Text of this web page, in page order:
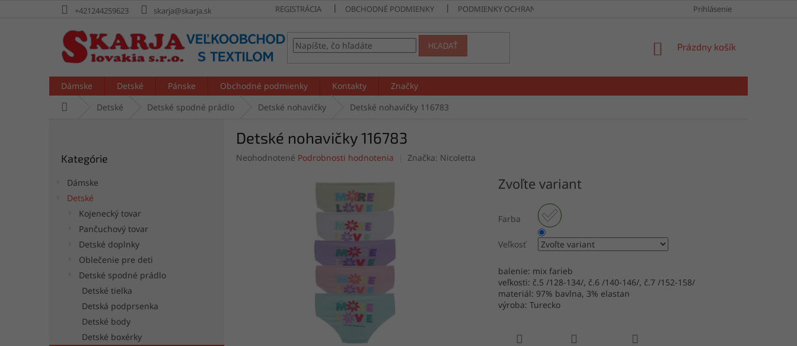
+421244259623 skarja@skarja.sk REGISTRÁCIA OBCHODNÉ PODMIENKY PODMIENKY OCHRANY OSOBNÝCH ÚDAJOV Prihlásenie
HĽADAŤ
NÁKUPNÝ
Prázdny košík
Dámske Detské Pánske Obchodné podmienky Kontakty
Značky
DomovDetské Detské spodné prádlo Detské nohavičky Detské nohavičky 116783
kategórie
Kategórie
Dámske
Detské
Kojenecký tovar
Pančuchový tovar
Detské doplnky
Oblečenie pre deti
Detské spodné prádlo
Detské tielka
Detská podprsenka
Detské body
Detské boxérky
Detské nohavičky 116783
Priemerné
Neohodnotené Podrobnosti hodnotenia Značka: Nicoletta
Zvoľte variant
Farba
Veľkosť
balenie: mix farieb
veľkosti: č.5 /128-134/, č.6 /140-146/, č.7 /152-158/
materiál: 97% bavlna, 3% elastan
výroba: Turecko